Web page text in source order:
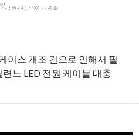
이스 개조 건으로 인해서 필
느 LED 전원 케이블 대충